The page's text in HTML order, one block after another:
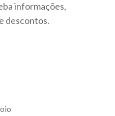
informações,
descontos.